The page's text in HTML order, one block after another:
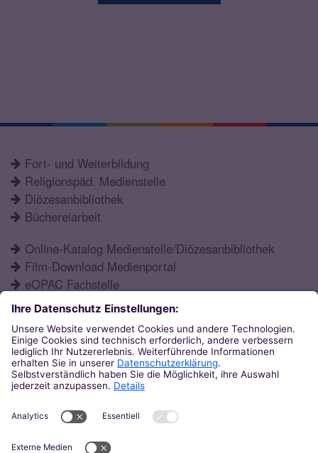
Fort- und Weiterbildung
Religionspäd. Medienstelle
Diözesanbibliothek
Büchereiarbeit
Online-Katalog Medienstelle/Diözesanbibliothek
Film-Download Medienportal
eOPAC Fachstelle
Fortbildungsprogramm
Schulformen
Öffnungszeiten
Aktuelles
52066Aachen